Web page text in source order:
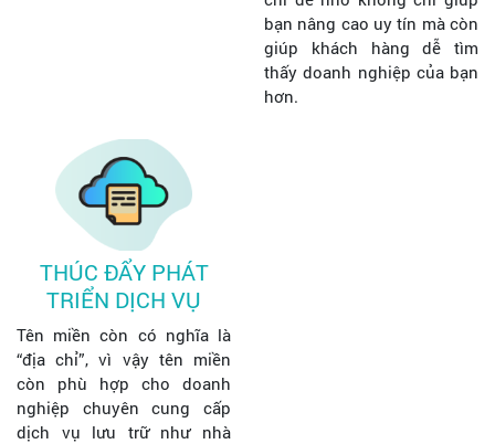
bạn nâng cao uy tín mà còn
giúp khách hàng dễ tìm
thấy doanh nghiệp của bạn
hơn.
THÚC ĐẨY PHÁT
TRIỂN DỊCH VỤ
Tên miền còn có nghĩa là
“địa chỉ”, vì vậy tên miền
còn phù hợp cho doanh
nghiệp chuyên cung cấp
dịch vụ lưu trữ như nhà